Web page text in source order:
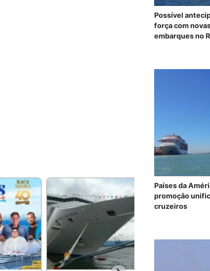
Possível
força com
embarques no
Países da
promoção
cruzeiros